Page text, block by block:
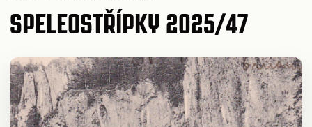
SPELEOSTŘÍPKY 2025/47